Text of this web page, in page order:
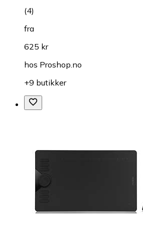
(4)
fra
625 kr
hos Proshop.no
+9 butikker